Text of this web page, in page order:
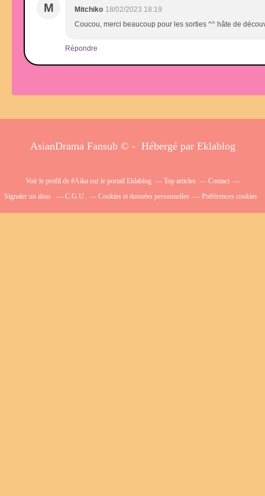
M Mitchiko 18/02/2023 18:19
Coucou, merci beaucoup pour les sorties ^^ hâte de
Répondre
AsianDrama Fansub © - Hébergé par Eklablog
Voir le profil de #Aikasur le portail Eklablog Top articles
Contact
Signaler un abus
C.G.U. Cookies et données personnelles Préférences cookies